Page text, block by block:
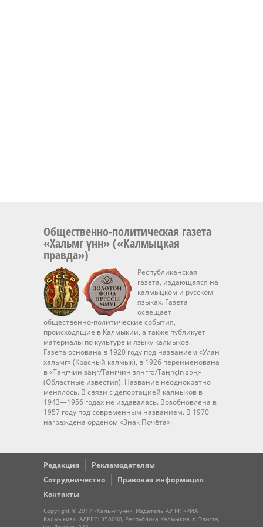
Общественно-политическая газета
«Хальмг үнн» («Калмыцкая
правда»)
Республиканская
газета, издающаяся на
калмыцком и русском
языках. Газета
освещает
общественно-политические события,
происходящие в Калмыкии, а также публикует
материалы по культуре и языку калмыков.
Газета основана в 1920 году под названием «Улан
хальмг» (Красный калмык), в 1926 переименована
в «Таңгчин зäңг/Тангчин зянггә/Taңhçin zәң»
(Областные известия). Название неоднократно
менялось. В связи с депортацией калмыков в
1943—1956 годах не издавалась. Возобновлена в
1957 году под современным названием. В 1970
награждена орденом «Знак Почёта».
Редакция
Рекламодателям
Сотрудничество
Правовая информация
Контакты
Copyright © 2017 «Хальмг үнн». Издатель АУ РК «РИА
Калмыкия». АДРЕС: 358000, Республика Калмыкия, г. Элиста,